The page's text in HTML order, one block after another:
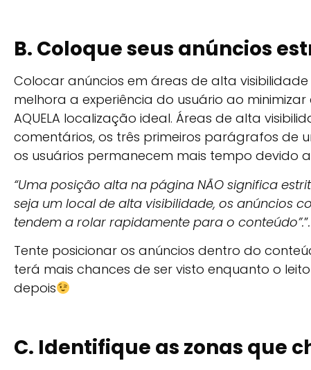
B. Coloque seus anúncios
Colocar anúncios em áreas de alta
melhora a experiência do usuário ao
AQUELA localização ideal. Áreas de alta
comentários, os três primeiros parágrafos de
os usuários permanecem mais tempo devido
“Uma posição alta na página NÃO significa
seja um local de alta visibilidade, os anúncios
tendem a rolar rapidamente para o conteúdo”.”.
Tente posicionar os anúncios dentro do
terá mais chances de ser visto enquanto o
depois
C. Identifique as zonas que